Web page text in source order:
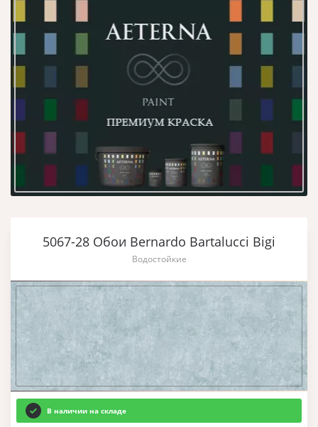
5067-28 Обои Bernardo Bartalucci Bigi
Водостойкие
В наличии на складе